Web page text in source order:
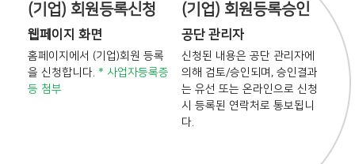
(기업) 회원등록신청
웹페이지 화면
홈페이지에서 (기업)회원 등록
을 신청합니다. * 사업자등록증
등 첨부
(기업) 회원등록승인
공단 관리자
신청된 내용은 공단 관리자에
의해 검토/승인되며, 승인결과
는 유선 또는 온라인으로 신청
시 등록된 연락처로 통보됩니
다.